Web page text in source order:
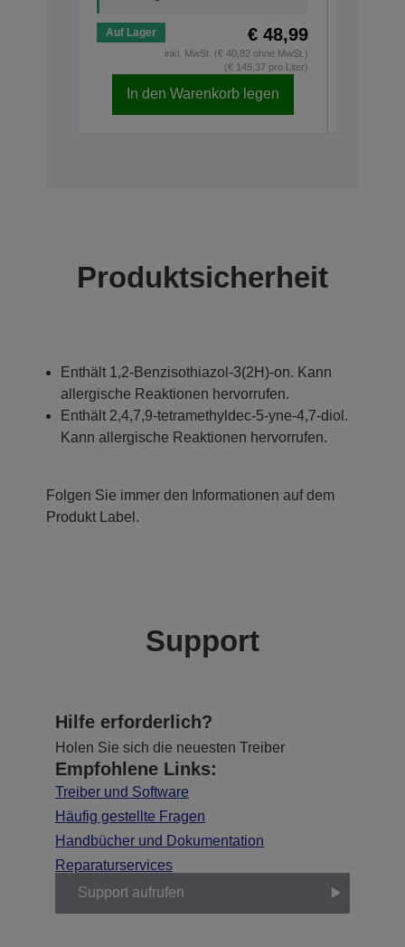
Auf Lager € 48,99
inkl. MwSt. (€ 40,82 ohne MwSt.)
(€ 145,37 pro Liter)
In den Warenkorb legen
Produktsicherheit
Enthält 1,2-Benzisothiazol-3(2H)-on. Kann
allergische Reaktionen hervorrufen.
Enthält 2,4,7,9-tetramethyldec-5-yne-4,7-diol.
Kann allergische Reaktionen hervorrufen.
Folgen Sie immer den Informationen auf dem
Produkt Label.
Support
Hilfe erforderlich?
Holen Sie sich die neuesten Treiber
Empfohlene Links:
Treiber und Software
Häufig gestellte Fragen
Handbücher und Dokumentation
Reparaturservices
Support aufrufen